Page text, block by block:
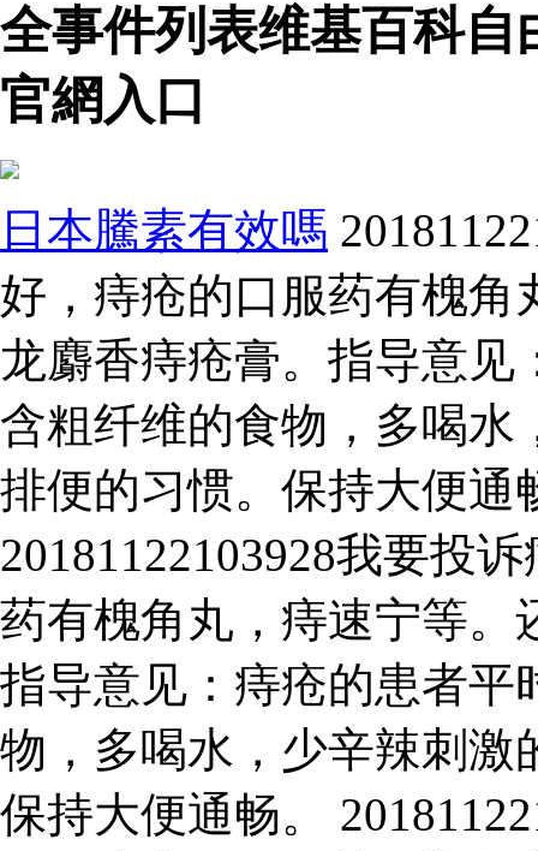
全事件列表维基百科
官網入口
日本騰素有效嗎
好，痔疮的口服药有槐角
龙麝香痔疮膏。指导意见
含粗纤维的食物，多喝水
排便的习惯。保持大便通
20181122103928我要投
药有槐角丸，痔速宁等。
指导意见：痔疮的患者平
物，多喝水，少辛辣刺激
保持大便通畅。